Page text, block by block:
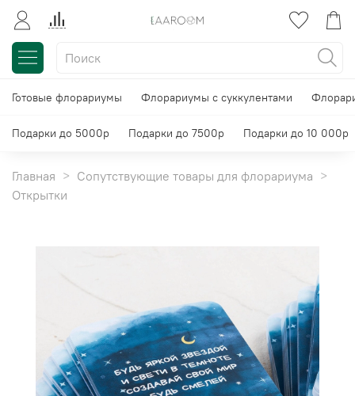
Готовые флорариумы Флорариумы с суккулентами
Подарки до 5000р Подарки до 7500р Подарки до 10 000р
Главная
Сопутствующие товары для флорариума
Открытки